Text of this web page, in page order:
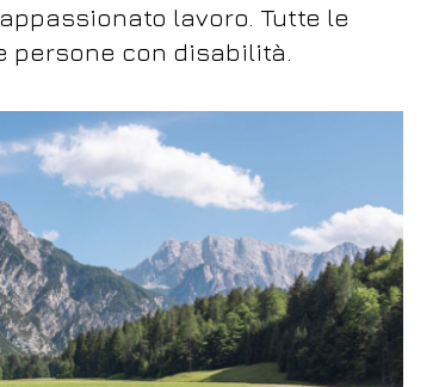
lavoro. Tutte le
con disabilità.